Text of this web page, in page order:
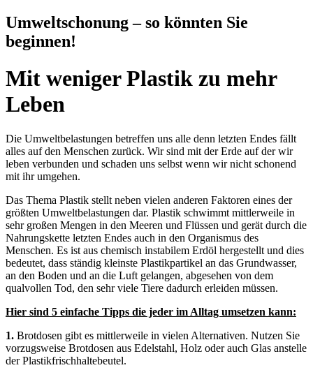
Umweltschonung – so könnten Sie
beginnen!
Mit weniger Plastik zu mehr
Leben
Die Umweltbelastungen betreffen uns alle denn letzten Endes fällt
alles auf den Menschen zurück. Wir sind mit der Erde auf der wir
leben verbunden und schaden uns selbst wenn wir nicht schonend
mit ihr umgehen.
Das Thema Plastik stellt neben vielen anderen Faktoren eines der
größten Umweltbelastungen dar. Plastik schwimmt mittlerweile in
sehr großen Mengen in den Meeren und Flüssen und gerät durch die
Nahrungskette letzten Endes auch in den Organismus des
Menschen. Es ist aus chemisch instabilem Erdöl hergestellt und dies
bedeutet, dass ständig kleinste Plastikpartikel an das Grundwasser,
an den Boden und an die Luft gelangen, abgesehen von dem
qualvollen Tod, den sehr viele Tiere dadurch erleiden müssen.
Hier sind 5 einfache Tipps die jeder im Alltag umsetzen kann:
1. Brotdosen gibt es mittlerweile in vielen Alternativen. Nutzen Sie
vorzugsweise Brotdosen aus Edelstahl, Holz oder auch Glas anstelle
der Plastikfrischhaltebeutel.